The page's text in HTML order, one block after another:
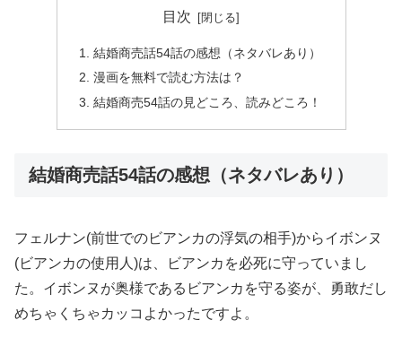
目次
結婚商売話54話の感想（ネタバレあり）
漫画を無料で読む方法は？
結婚商売54話の見どころ、読みどころ！
結婚商売話54話の感想（ネタバレあり）
フェルナン(前世でのビアンカの浮気の相手)からイボンヌ
(ビアンカの使用人)は、ビアンカを必死に守っていまし
た。イボンヌが奥様であるビアンカを守る姿が、勇敢だし
めちゃくちゃカッコよかったですよ。